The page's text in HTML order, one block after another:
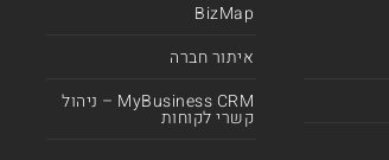
BizMap
איתור חברה
MyBusiness CRM – ניהול
קשרי לקוחות